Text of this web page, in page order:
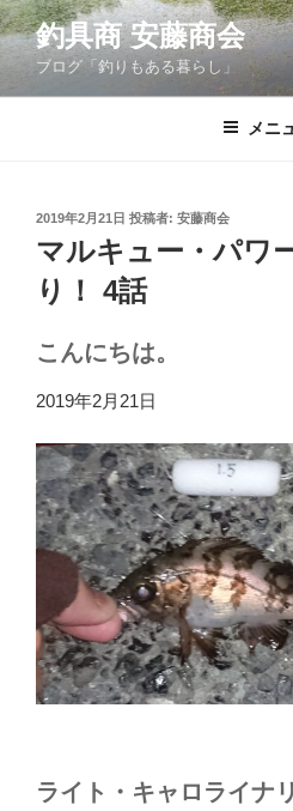
コ
ン
テ
ン
釣具商 安藤商会
ブログ「釣りもある暮らし」
メニ
投
日:
2019年2月21日 投稿者: 安藤商会
マルキュー・パワ
り！ 4話
こんにちは。
2019年2月21日
ライト・キャロライナ